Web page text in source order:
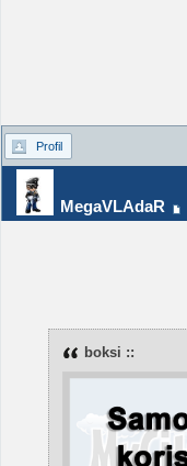
Profil
MegaVLAdaR
boksi ::